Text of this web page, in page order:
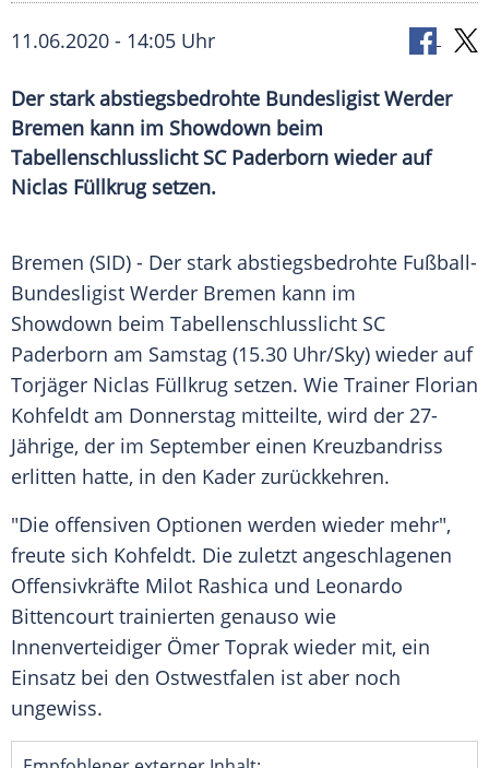
11.06.2020 - 14:05 Uhr
Der stark abstiegsbedrohte Bundesligist Werder
Bremen kann im Showdown beim
Tabellenschlusslicht SC Paderborn wieder auf
Niclas Füllkrug setzen.
Bremen (SID) - Der stark abstiegsbedrohte Fußball-
Bundesligist Werder Bremen kann im
Showdown beim Tabellenschlusslicht SC
Paderborn am Samstag (15.30 Uhr/Sky) wieder auf
Torjäger Niclas Füllkrug setzen. Wie Trainer Florian
Kohfeldt am Donnerstag mitteilte, wird der 27-
Jährige, der im September einen Kreuzbandriss
erlitten hatte, in den Kader zurückkehren.
"Die offensiven Optionen werden wieder mehr",
freute sich Kohfeldt. Die zuletzt angeschlagenen
Offensivkräfte Milot Rashica und Leonardo
Bittencourt trainierten genauso wie
Innenverteidiger Ömer Toprak wieder mit, ein
Einsatz bei den Ostwestfalen ist aber noch
ungewiss.